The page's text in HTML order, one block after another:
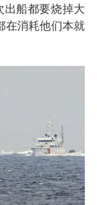
出船都要烧掉大
在消耗他们本就